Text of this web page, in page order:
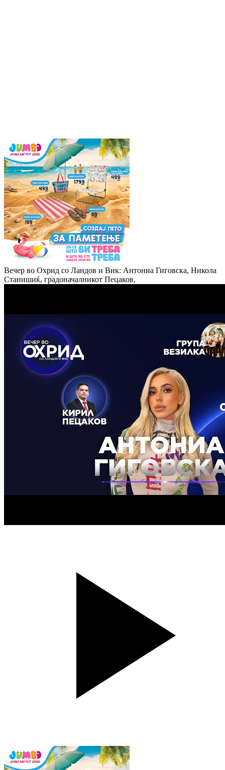
Вечер во Охрид со Ландов и Вик: Антониа Гиговска, Никола
Станишиќ, градоначалникот Пецаков,